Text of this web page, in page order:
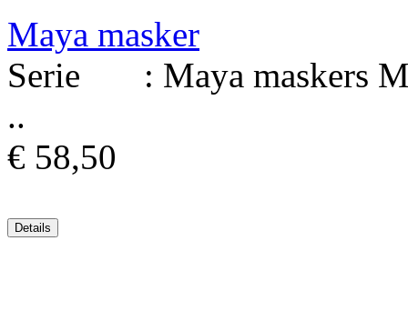
Maya masker
Serie : Maya maskers
..
€ 58,50